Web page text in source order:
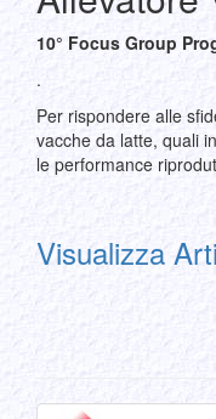
10° Focus Group
.
Per rispondere alle
vacche da latte, quali
le performance
Visualizza